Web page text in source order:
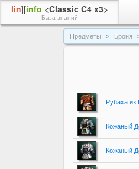
lin][info <Classic C4 x3>
База знаний
Предметы Броня
Рубаха
Кожаный
Кожаный